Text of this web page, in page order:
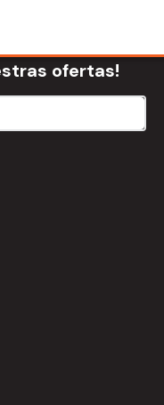
ofertas!